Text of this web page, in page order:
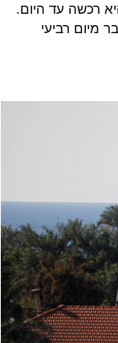
לווייתן במחיר נמוך בכ-25% מזה שהיא רכשה עד היום.
החשמל כבר מיום רביעי